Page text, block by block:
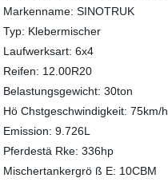
Markenname: SINOTRUK
Typ: Klebermischer
Laufwerksart: 6x4
Reifen: 12.00R20
Belastungsgewicht: 30ton
Hö Chstgeschwindigkeit: 75km/h
Emission: 9.726L
Pferdestä Rke: 336hp
Mischertankergrö ß E: 10CBM